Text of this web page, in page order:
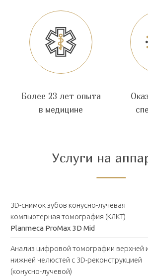
Более 23 лет опыта
в медицине
Услуги на
3D-снимок зубов конусно-лучевая
компьютерная томография (КЛКТ)
Planmeca ProMax 3D Mid
Анализ цифровой томографии верхней
нижней челюстей с 3D-реконструкцией
(конусно-лучевой)